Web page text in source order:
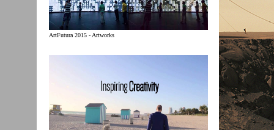
ArtFutura 2015 - Artworks